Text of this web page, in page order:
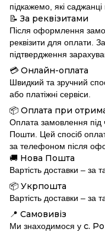
підкажемо, які
📝За реквізитами
Після оформлення
реквізити для оплати.
підтвердження
💳 Онлайн-оплата
Швидкий та зручний
або платіжні сервіси.
📦 Оплата при
Оплата замовлення під
Пошти. Цей спосіб
за телефоном після
🚚 Нова Пошта
Вартість доставки – за
📦 Укрпошта
Вартість доставки – за
📍 Самовивіз
Ми знаходимося у с.